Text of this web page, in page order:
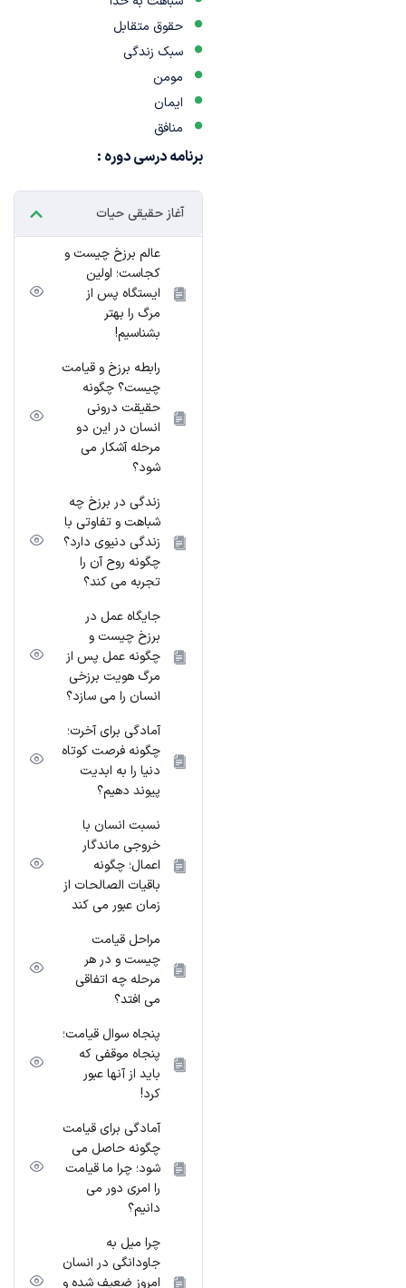
حقوق متقابل
سبک زندگی
مومن
ایمان
منافق
برنامه درسی دوره :
آغاز حقیقی حیات
عالم برزخ چیست و
کجاست؛ اولین
ایستگاه پس از
مرگ را بهتر
بشناسیم!
رابطه برزخ و قیامت
چیست؟ چگونه
حقیقت درونی
انسان در این دو
مرحله آشکار می
شود؟
زندگی در برزخ چه
شباهت و تفاوتی با
زندگی دنیوی دارد؟
چگونه روح آن را
تجربه می کند؟
جایگاه عمل در
برزخ چیست و
چگونه عمل پس از
مرگ هویت برزخی
انسان را می سازد؟
آمادگی برای آخرت؛
چگونه فرصت کوتاه
دنیا را به ابدیت
پیوند دهیم؟
نسبت انسان با
خروجی ماندگار
اعمال؛ چگونه
باقیات الصالحات از
زمان عبور می کند
مراحل قیامت
چیست و در هر
مرحله چه اتفاقی
می افتد؟
پنجاه سوال قیامت؛
پنجاه موقفی که
باید از آنها عبور
کرد!
آمادگی برای قیامت
چگونه حاصل می
شود؛ چرا ما قیامت
را امری دور می
دانیم؟
چرا میل به
جاودانگی در انسان
امروز ضعیف شده و